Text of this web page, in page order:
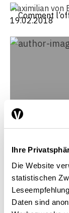
Ihre
Die Website
statistischen
Daten sind
Maximilian von
19.02.2018
Olivier